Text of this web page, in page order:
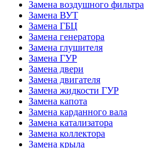
Замена воздушного фильтра
Замена ВУТ
Замена ГБЦ
Замена генератора
Замена глушителя
Замена ГУР
Замена двери
Замена двигателя
Замена жидкости ГУР
Замена капота
Замена карданного вала
Замена катализатора
Замена коллектора
Замена крыла